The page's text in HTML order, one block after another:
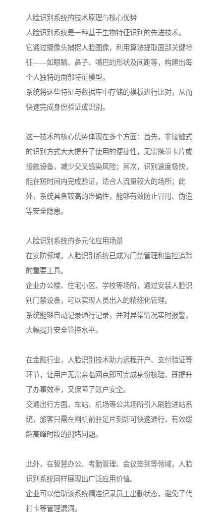
人脸识别系统的技术原理与核心优势
人脸识别系统是一种基于生物特征识别的先进技术。
它通过摄像头捕捉人脸图像，利用算法提取面部关键特
征——如眼睛、鼻子、嘴巴的形状及间距等，构建出每
个人独特的面部特征模型。
系统将这些特征与数据库中存储的模板进行比对，从而
快速完成身份验证或识别。
这一技术的核心优势体现在多个方面：首先，非接触式
的识别方式大大提升了使用的便捷性，无需携带卡片或
接触设备，减少交叉感染风险；其次，识别速度极快，
能在短时间内完成验证，适合人流量较大的场所；此
外，系统具备较高的准确性，能够有效防止冒用、伪造
等安全隐患。
人脸识别系统的多元化应用场景
在安防领域，人脸识别系统已成为门禁管理和监控追踪
的重要工具。
企业办公楼、住宅小区、学校等场所，通过安装人脸识
别门禁设备，可以实现人员出入的精细化管理。
系统能够自动记录通行记录，并对异常情况实时报警，
大幅提升安全管控水平。
在金融行业，人脸识别技术助力远程开户、支付验证等
环节，让用户无需亲临网点即可完成身份核验，既提升
了办事效率，又保障了账户安全。
交通出行方面，车站、机场等公共场所引入刷脸进站系
统，旅客只需在闸机前驻足片刻即可快速通行，有效缓
解高峰时段的拥堵问题。
此外，在智慧办公、考勤管理、会议签到等领域，人脸
识别系统同样展现出广泛应用价值。
企业可以借助该系统精准记录员工出勤状态，避免了代
打卡等管理漏洞。